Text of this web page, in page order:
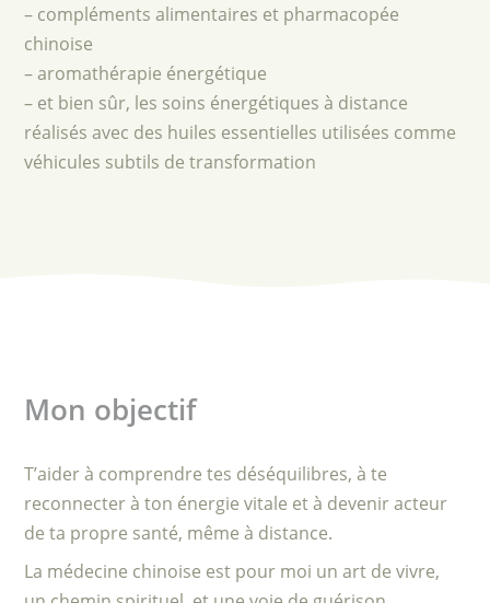
– compléments alimentaires et pharmacopée
chinoise
– aromathérapie énergétique
– et bien sûr, les soins énergétiques à distance
réalisés avec des huiles essentielles utilisées comme
véhicules subtils de transformation
Mon objectif
T’aider à comprendre tes déséquilibres, à te
reconnecter à ton énergie vitale et à devenir acteur
de ta propre santé, même à distance.
La médecine chinoise est pour moi un art de vivre,